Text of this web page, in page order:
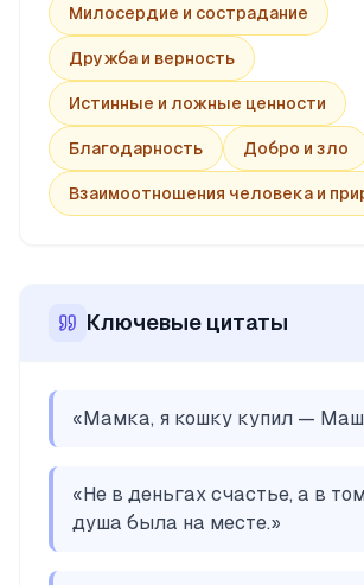
Милосердие и сострадание
Дружба и верность
Истинные и ложные ценности
Благодарность Добро и зло
Взаимоотношения человека и
Ключевые цитаты
«Мамка, я кошку купил —
«Не в деньгах счастье, а в
душа была на месте.»